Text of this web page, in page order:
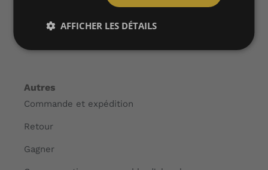
Contact
Autres
Commande et expédition
Retour
Gagner
AFFICHER LES DÉTAILS